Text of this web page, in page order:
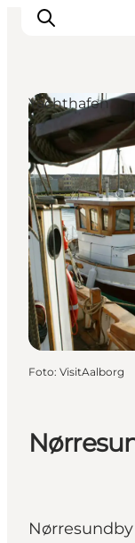
Inspiration
Regionen
Erlebnisse
Yachthafen
Foto: VisitAalborg